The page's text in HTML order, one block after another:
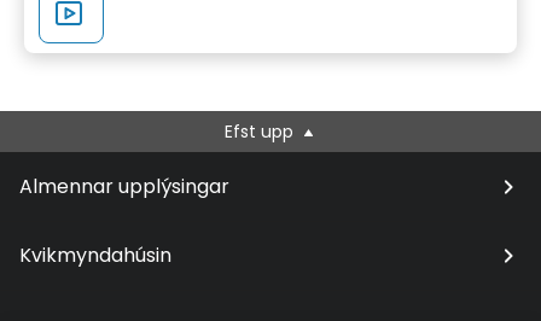
Efst upp
Almennar upplýsingar
Kvikmyndahúsin